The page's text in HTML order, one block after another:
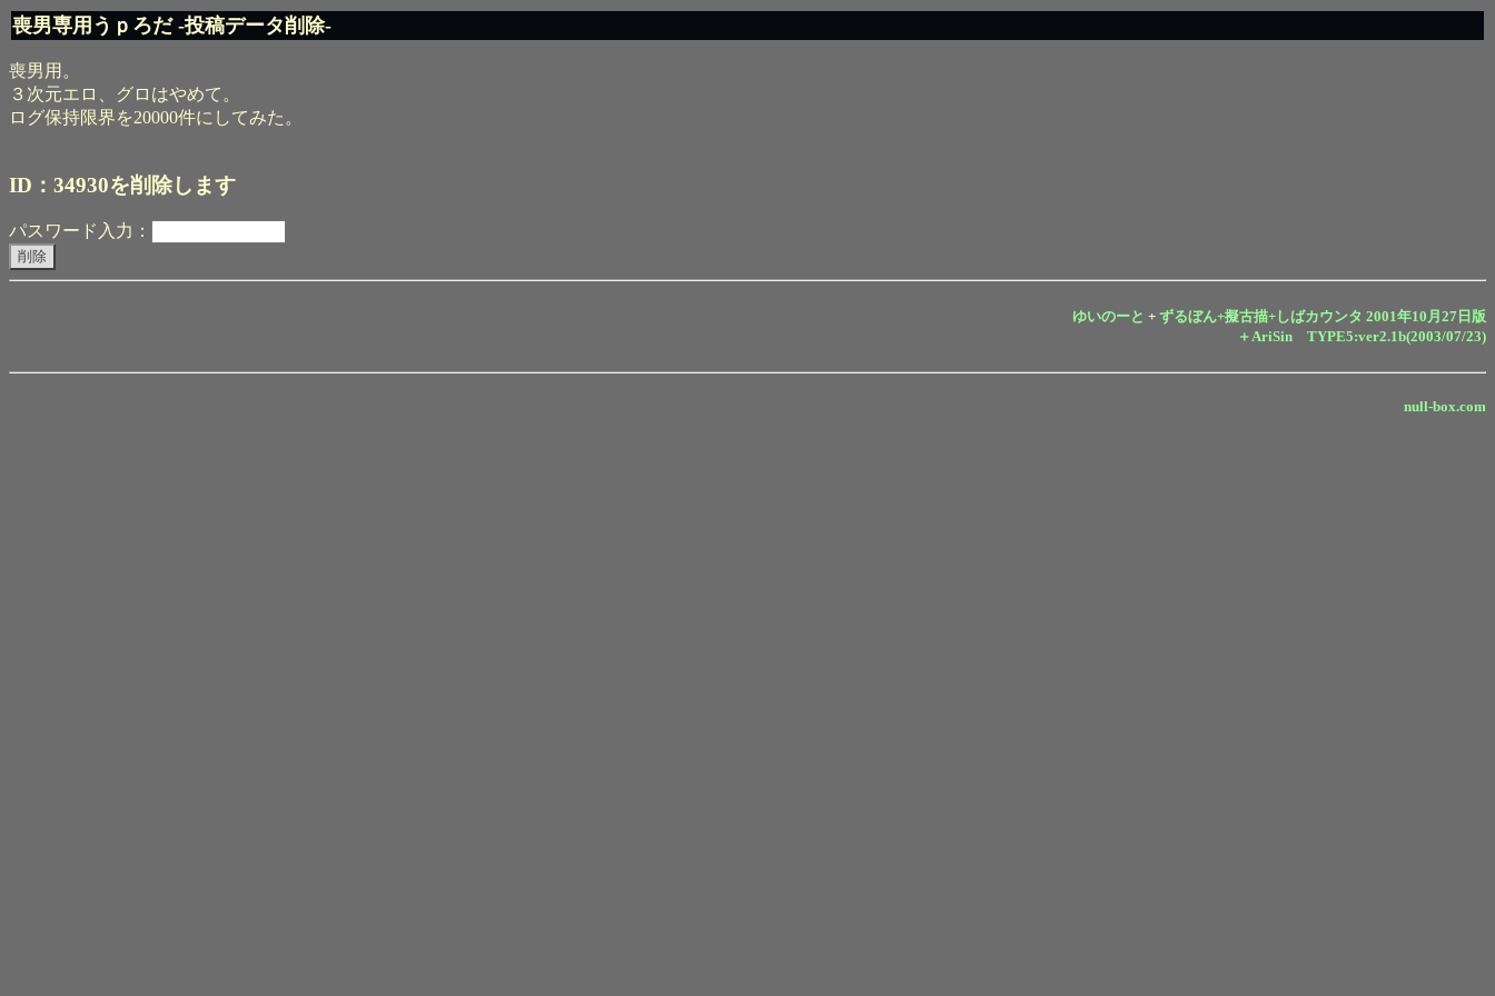
喪男専用うｐろだ -投稿データ削除-
喪男用。
３次元エロ、グロはやめて。
ログ保持限界を20000件にしてみた。
ID：34930を削除します
パスワード入力：
ゆいのーと + ずるぼん+擬古描+しばカウンタ 2001年10月27日版
＋AriSin TYPE5:ver2.1b(2003/07/23)
null-box.com